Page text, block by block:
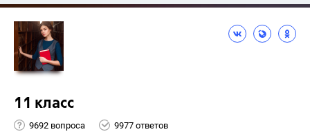
11 класс
9692 вопроса 9977 ответов